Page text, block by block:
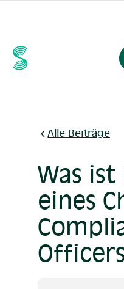
Alle Beiträge
Was ist
eines